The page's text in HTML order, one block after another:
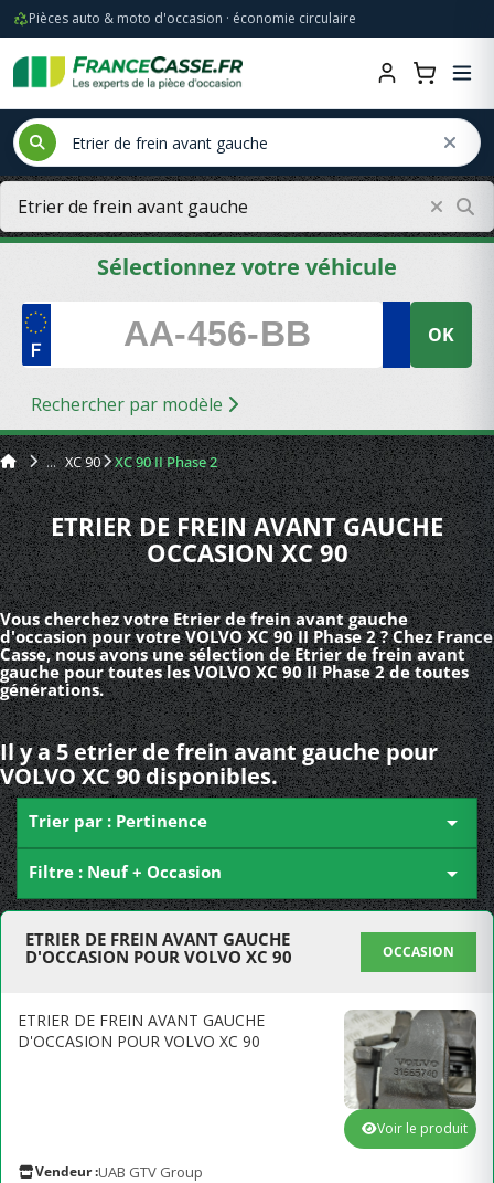
Pièces auto & moto d'occasion · économie circulaire
Sélectionnez votre véhicule
OK
Rechercher par modèle
XC 90 XC 90 II Phase 2
ETRIER DE FREIN AVANT GAUCHE
OCCASION XC 90
Vous cherchez votre Etrier de frein avant gauche
d'occasion pour votre VOLVO XC 90 II Phase 2 ? Chez France
Casse, nous avons une sélection de Etrier de frein avant
gauche pour toutes les VOLVO XC 90 II Phase 2 de toutes
générations.
Il y a 5 etrier de frein avant gauche pour
VOLVO XC 90 disponibles.
Trier par : Pertinence 
Filtre : Neuf + Occasion 
ETRIER DE FREIN AVANT GAUCHE
D'OCCASION POUR VOLVO XC 90
OCCASION
ETRIER DE FREIN AVANT GAUCHE
D'OCCASION POUR VOLVO XC 90
Vendeur :UAB GTV Group
Voir le produit